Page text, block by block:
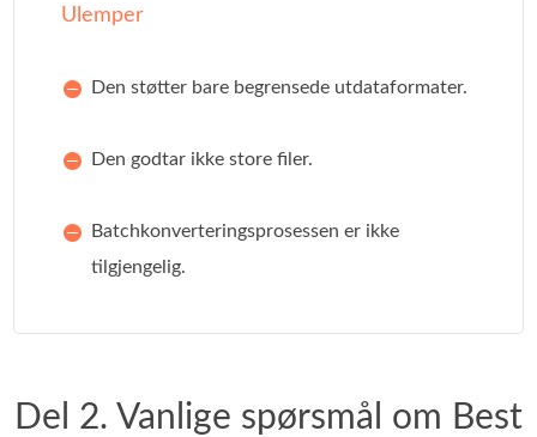
Ulemper
Den støtter bare begrensede utdataformater.
Den godtar ikke store filer.
Batchkonverteringsprosessen er ikke
tilgjengelig.
Del 2. Vanlige spørsmål om Best